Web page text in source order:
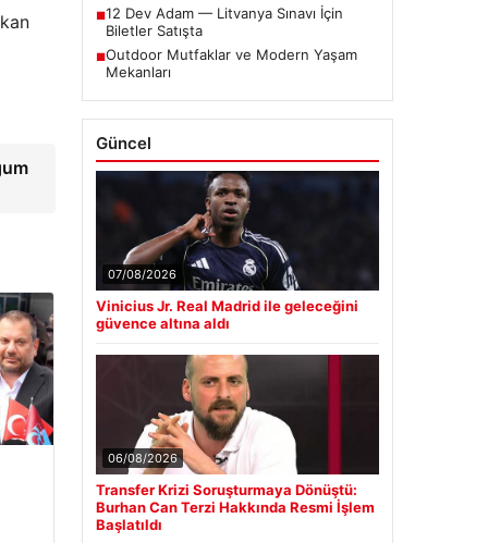
■12 Dev Adam — Litvanya Sınavı İçin
Biletler Satışta
■Outdoor Mutfaklar ve Modern Yaşam
Mekanları
Güncel
07/08/2026
Vinicius Jr. Real Madrid ile geleceğini
güvence altına aldı
06/08/2026
Transfer Krizi Soruşturmaya Dönüştü:
Burhan Can Terzi Hakkında Resmi İşlem
Başlatıldı